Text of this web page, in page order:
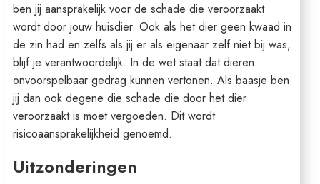
ben jij aansprakelijk voor de schade die veroorzaakt
wordt door jouw huisdier. Ook als het dier geen kwaad in
de zin had en zelfs als jij er als eigenaar zelf niet bij was,
blijf je verantwoordelijk. In de wet staat dat dieren
onvoorspelbaar gedrag kunnen vertonen. Als baasje ben
jij dan ook degene die schade die door het dier
veroorzaakt is moet vergoeden. Dit wordt
risicoaansprakelijkheid genoemd.
Uitzonderingen